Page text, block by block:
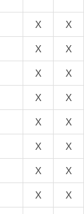
X X
X X
X X
X X
X X
X X
X X
X X